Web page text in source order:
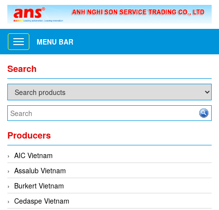
Toggle
navigation
MENU BAR
Search
Producers
AIC Vietnam
Assalub Vietnam
Burkert Vietnam
Cedaspe Vietnam